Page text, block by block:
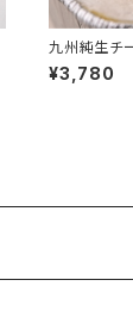
九州純生チー
チーズケー
コ 宮崎マン
¥3,780